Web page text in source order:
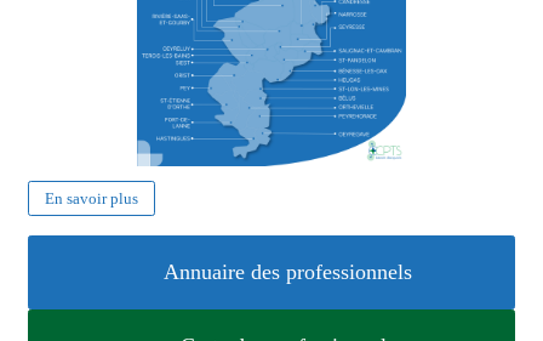
En savoir plus
Annuaire des professionnels